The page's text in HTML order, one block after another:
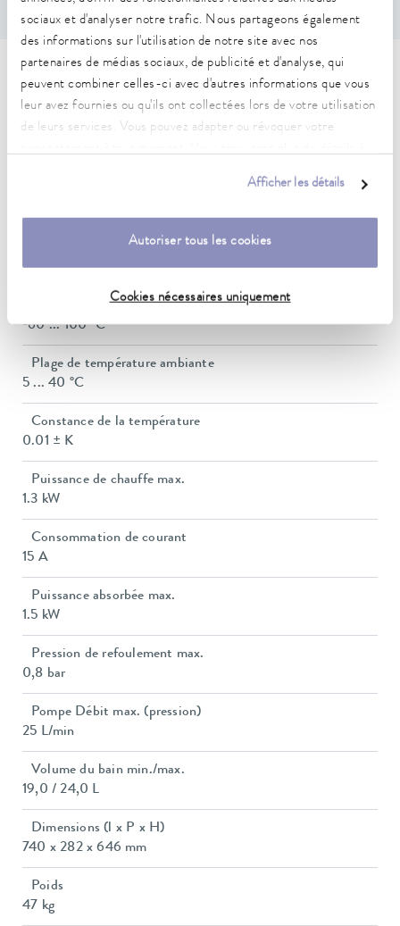
sociaux et d'analyser notre trafic. Nous partageons également
des informations sur l'utilisation de notre site avec nos
partenaires de médias sociaux, de publicité et d'analyse, qui
peuvent combiner celles-ci avec d'autres informations que vous
leur avez fournies ou qu'ils ont collectées lors de votre utilisation
de leurs services. Vous pouvez adapter ou révoquer votre
Afficher les détails
Autoriser tous les cookies
Cookies nécessaires uniquement
Caractéristiques techniques
(selon DIN 12876)
refroidissement à l'eau
20 ... 100 °C
Plage de température de fonctionnement
-60 ... 100 °C
Plage de température ambiante
5 ... 40 °C
Constance de la température
0.01 ± K
Puissance de chauffe max.
1.3 kW
Consommation de courant
15 A
Puissance absorbée max.
1.5 kW
Pression de refoulement max.
0,8 bar
Pompe Débit max. (pression)
25 L/min
Volume du bain min./max.
19,0 / 24,0 L
Dimensions (l x P x H)
740 x 282 x 646 mm
Poids
47 kg